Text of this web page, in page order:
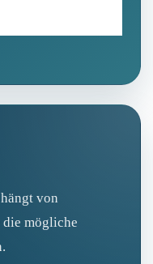
von
die mögliche